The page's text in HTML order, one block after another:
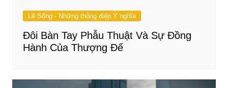
Lẽ Sống - Những thông điệp Ý nghĩa
Đôi Bàn Tay Phẫu Thuật Và Sự Đồng
Hành Của Thượng Đế